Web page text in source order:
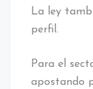
La ley
perfil.
Para el
apostando